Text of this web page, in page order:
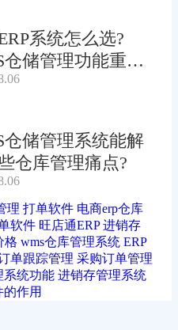
系统怎么选?
仓储管理功能重要
仓储管理系统能解
仓库管理痛点?
理 打单软件 电商erp仓库
软件 旺店通ERP 进销存
格 wms仓库管理系统 ERP
单跟踪管理 采购订单管理
系统功能 进销存管理系统
作用